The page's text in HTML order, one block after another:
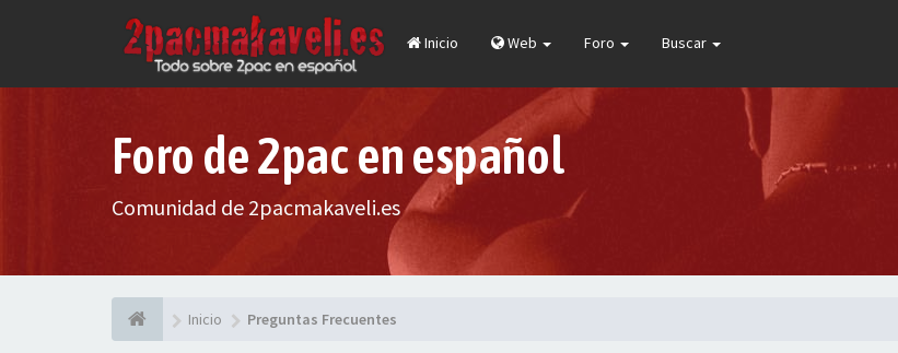
Inicio Web Foro Buscar
Foro de 2pac en español
Comunidad de 2pacmakaveli.es
Inicio Preguntas Frecuentes